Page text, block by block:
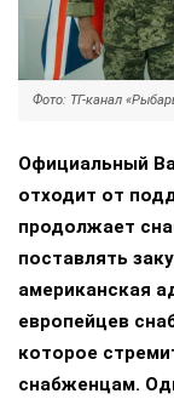
Фото: ТГ-канал
Официальный
отходит от
продолжает
поставлять
американская
европейцев
которое
снабженцам.